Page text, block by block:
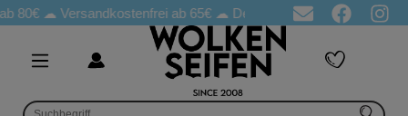
80€ ☁Versandkostenfrei ab 65€☁ Deo Proben in jeder Bestellung